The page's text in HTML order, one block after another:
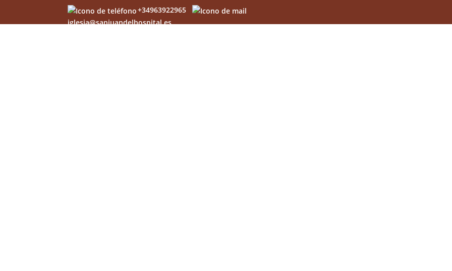
+34963922965
iglesia@sanjuandelhospital.es